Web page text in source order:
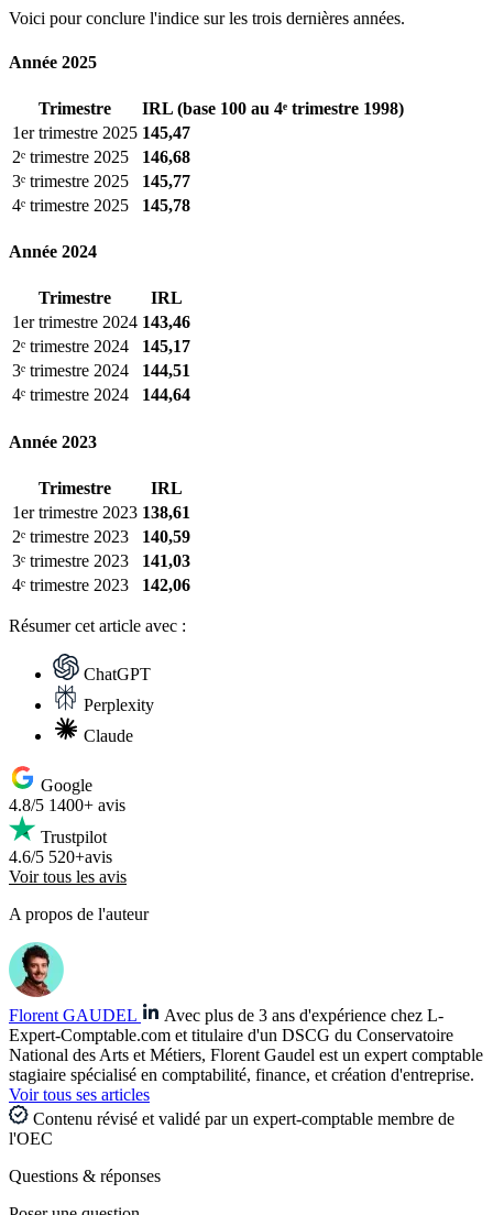
Voici pour conclure l'indice sur les trois dernières années.
Année 2025
Trimestre
IRL (base 100 au 4ᵉ trimestre 1998)
1er trimestre 2025 145,47
2ᵉ trimestre 2025
146,68
3ᵉ trimestre 2025
145,77
4ᵉ trimestre 2025
145,78
Année 2024
Trimestre
IRL
1er trimestre 2024 143,46
2ᵉ trimestre 2024
145,17
3ᵉ trimestre 2024
144,51
4ᵉ trimestre 2024
144,64
Année 2023
Trimestre
IRL
1er trimestre 2023 138,61
2ᵉ trimestre 2023
140,59
3ᵉ trimestre 2023
141,03
4ᵉ trimestre 2023
142,06
Résumercet article avec :
ChatGPT
Perplexity
Claude
Google
4.8/5 1400+ avis
Trustpilot
4.6/5 520+avis
Voir tous les avis
A propos de l'auteur
Florent GAUDEL
Avec plus de 3 ans d'expérience chez L-
Expert-Comptable.com et titulaire d'un DSCG du Conservatoire
National des Arts et Métiers, Florent Gaudel est un expert comptable
stagiaire spécialisé en comptabilité, finance, et création d'entreprise.
Voir tous ses articles
Contenu révisé et validé par un expert-comptable membre de
l'OEC
Questions & réponses